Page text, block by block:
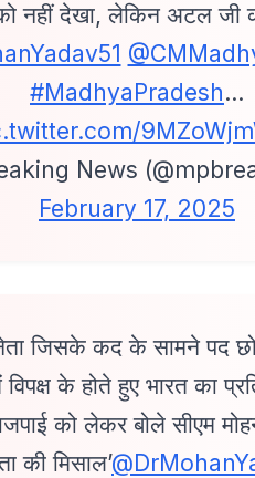
नहीं देखा, लेकिन अटल जी
#MadhyaPradesh…
News
February 17, 2025
जिसके कद के सामने पद
के होते हुए भारत का
को लेकर बोले सीएम
की मिसाल’